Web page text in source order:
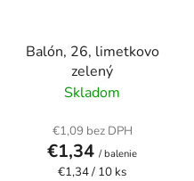
Balón, 26, limetkovo
zelený
Skladom
€1,09 bez DPH
€1,34 / balenie
Jednotková
€1,34 / 10 ks